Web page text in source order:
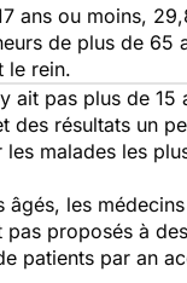
ans ou moins,
de plus de
le rein.
pas plus de 15
des résultats un
les malades les
les
proposés à
patients par an